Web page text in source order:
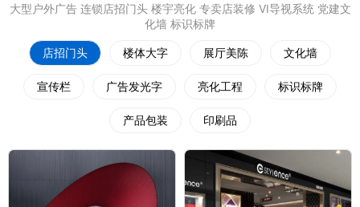
大型户外广告 连锁店招门头 楼宇亮化 专卖店装修 VI导视系统 党建文
化墙 标识标牌
店招门头 楼体大字 展厅美陈 文化墙
宣传栏 广告发光字 亮化工程 标识标牌
产品包装 印刷品